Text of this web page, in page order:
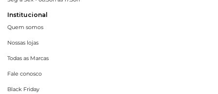
Institucional
Quem somos
Nossas lojas
Todas as Marcas
Fale conosco
Black Friday